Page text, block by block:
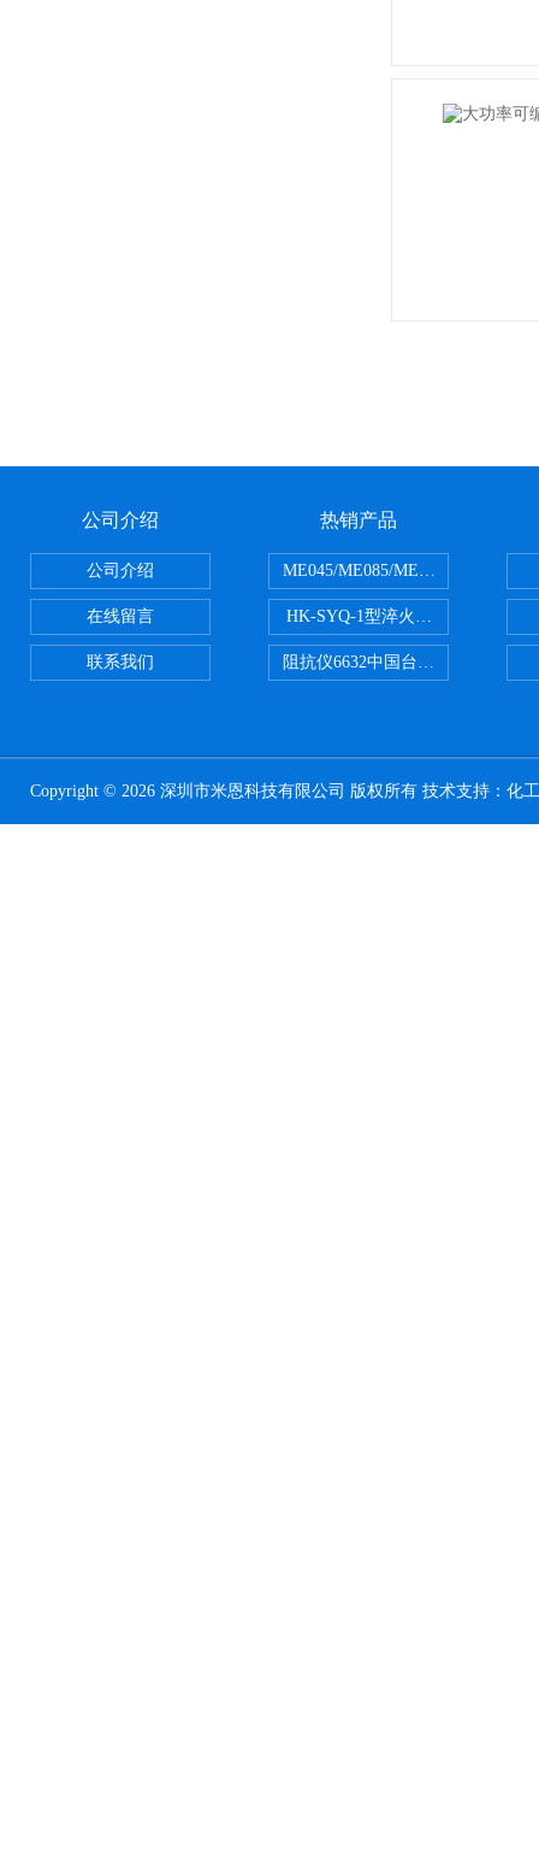
公司介绍
公司介绍
在线留言
联系我们
热销产品
ME045/ME085/ME150ME系列
HK-SYQ-1型淬火介质冷却性能测
阻抗仪6632中国台湾益和
Copyright © 2026 深圳市米恩科技有限公司 版权所有 技术支持： 化